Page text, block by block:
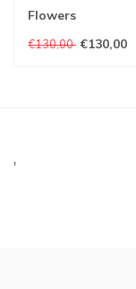
Flowers
€130,00 €130,00
'